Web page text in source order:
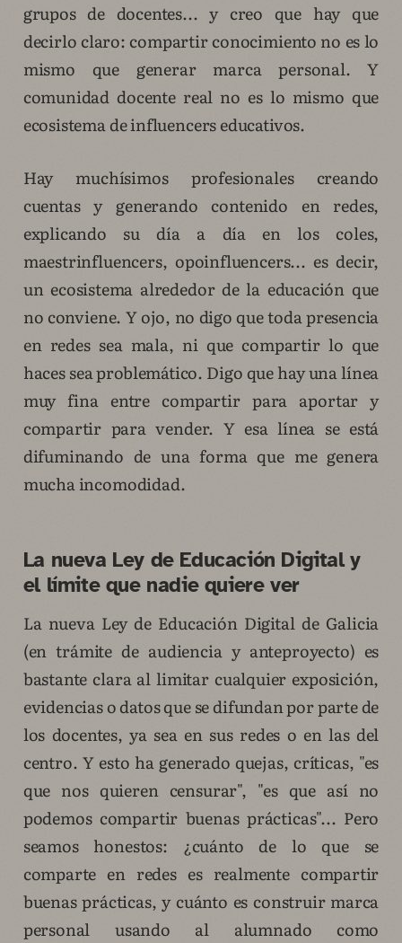
grupos de docentes... y creo que hay que
decirlo claro: compartir conocimiento no es lo
mismo que generar marca personal. Y
comunidad docente real no es lo mismo que
ecosistema de influencers educativos.
Hay muchísimos profesionales creando
cuentas y generando contenido en redes,
explicando su día a día en los coles,
maestrinfluencers, opoinfluencers... es decir,
un ecosistema alrededor de la educación que
no conviene. Y ojo, no digo que toda presencia
en redes sea mala, ni que compartir lo que
haces sea problemático. Digo que hay una línea
muy fina entre compartir para aportar y
compartir para vender. Y esa línea se está
difuminando de una forma que me genera
mucha incomodidad.
La nueva Ley de Educación Digital y
el límite que nadie quiere ver
La nueva Ley de Educación Digital de Galicia
(en trámite de audiencia y anteproyecto) es
bastante clara al limitar cualquier exposición,
evidencias o datos que se difundan por parte de
los docentes, ya sea en sus redes o en las del
centro. Y esto ha generado quejas, críticas, "es
que nos quieren censurar", "es que así no
podemos compartir buenas prácticas"... Pero
seamos honestos: ¿cuánto de lo que se
comparte en redes es realmente compartir
buenas prácticas, y cuánto es construir marca
personal usando al alumnado como